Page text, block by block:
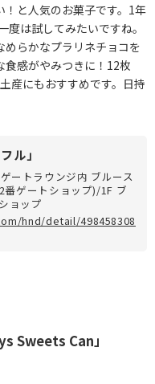
と人気のお菓子です。1年
は試してみたいですね。
めらかなプラリネチョコを
食感がやみつきに！12枚
産にもおすすめです。日持
ル」
トラウンジ内 ブルース
番ゲートショップ)/1F ブ
ョップ
hnd/detail/498458308
Sweets Can」